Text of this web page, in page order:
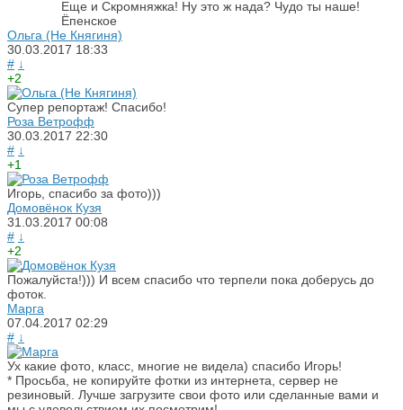
Еще и Скромняжка! Ну это ж нада? Чудо ты наше!
Ёпенское
Ольга (Не Княгиня)
30.03.2017 18:33
# ↓
+2
Супер репортаж! Спасибо!
Роза Ветрофф
30.03.2017 22:30
# ↓
+1
Игорь, спасибо за фото)))
Домовёнок Кузя
31.03.2017 00:08
# ↓
+2
Пожалуйста!))) И всем спасибо что терпели пока доберусь до
фоток.
Марга
07.04.2017 02:29
# ↓
Ух какие фото, класс, многие не видела) спасибо Игорь!
* Просьба, не копируйте фотки из интернета, сервер не
резиновый. Лучше загрузите свои фото или сделанные вами и